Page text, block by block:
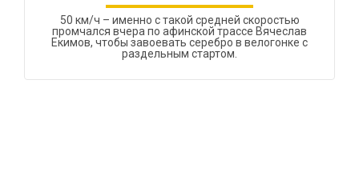
50 км/ч – именно с такой средней скоростью
промчался вчера по афинской трассе Вячеслав
Екимов, чтобы завоевать серебро в велогонке с
раздельным стартом.